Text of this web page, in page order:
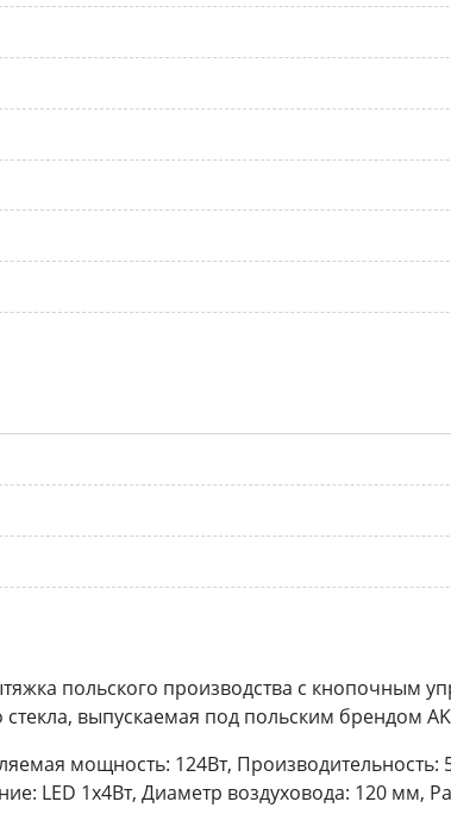
польского производства с кнопочным
выпускаемая под польским брендом
мощность: 124Вт, Производительность:
LED 1х4Вт, Диаметр воздуховода: 120 мм,